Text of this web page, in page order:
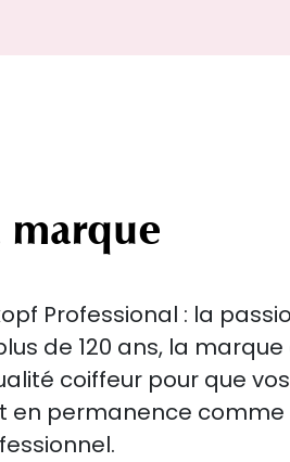
marque
Professional : la
de 120 ans, la
coiffeur pour que vos
en permanence